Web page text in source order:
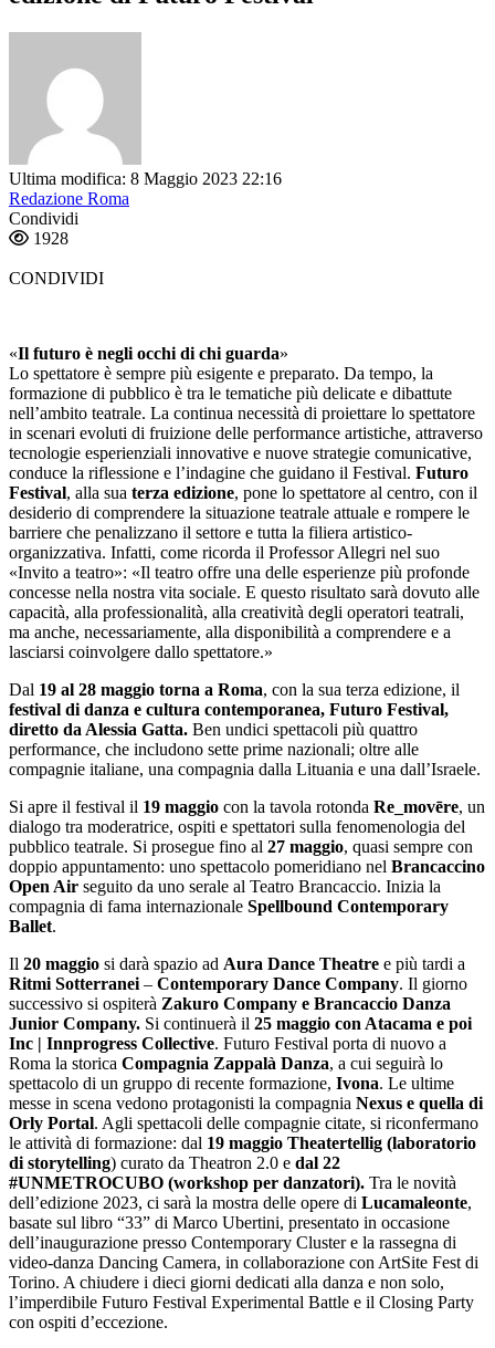
Ultima modifica: 8 Maggio 2023 22:16
Redazione Roma
Condividi
1928
CONDIVIDI
«Il futuro è negli occhi di chi guarda»
Lo spettatore è sempre più esigente e preparato. Da tempo, la
formazione di pubblico è tra le tematiche più delicate e dibattute
nell’ambito teatrale. La continua necessità di proiettare lo spettatore
in scenari evoluti di fruizione delle performance artistiche, attraverso
tecnologie esperienziali innovative e nuove strategie comunicative,
conduce la riflessione e l’indagine che guidano il Festival. Futuro
Festival, alla sua terza edizione, pone lo spettatore al centro, con il
desiderio di comprendere la situazione teatrale attuale e rompere le
barriere che penalizzano il settore e tutta la filiera artistico-
organizzativa. Infatti, come ricorda il Professor Allegri nel suo
«Invito a teatro»: «Il teatro offre una delle esperienze più profonde
concesse nella nostra vita sociale. E questo risultato sarà dovuto alle
capacità, alla professionalità, alla creatività degli operatori teatrali,
ma anche, necessariamente, alla disponibilità a comprendere e a
lasciarsi coinvolgere dallo spettatore.»
Dal 19 al 28 maggio torna a Roma, con la sua terza edizione, il
festival di danza e cultura contemporanea, Futuro Festival,
diretto da Alessia Gatta. Ben undici spettacoli più quattro
performance, che includono sette prime nazionali; oltre alle
compagnie italiane, una compagnia dalla Lituania e una dall’Israele.
Si apre il festival il 19 maggio con la tavola rotonda Re_movēre, un
dialogo tra moderatrice, ospiti e spettatori sulla fenomenologia del
pubblico teatrale. Si prosegue fino al 27 maggio, quasi sempre con
doppio appuntamento: uno spettacolo pomeridiano nel Brancaccino
Open Air seguito da uno serale al Teatro Brancaccio. Inizia la
compagnia di fama internazionale Spellbound Contemporary
Ballet.
Il 20 maggio si darà spazio ad Aura Dance Theatre e più tardi a
Ritmi Sotterranei – Contemporary Dance Company. Il giorno
successivo si ospiterà Zakuro Company e Brancaccio Danza
Junior Company. Si continuerà il 25 maggio con Atacama e poi
Inc | Innprogress Collective. Futuro Festival porta di nuovo a
Roma la storica Compagnia Zappalà Danza, a cui seguirà lo
spettacolo di un gruppo di recente formazione, Ivona. Le ultime
messe in scena vedono protagonisti la compagnia Nexus e quella di
Orly Portal. Agli spettacoli delle compagnie citate, si riconfermano
le attività di formazione: dal 19 maggio Theatertellig (laboratorio
di storytelling) curato da Theatron 2.0 e dal 22
#UNMETROCUBO (workshop per danzatori). Tra le novità
dell’edizione 2023, ci sarà la mostra delle opere di Lucamaleonte,
basate sul libro “33” di Marco Ubertini, presentato in occasione
dell’inaugurazione presso Contemporary Cluster e la rassegna di
video-danza Dancing Camera, in collaborazione con ArtSite Fest di
Torino. A chiudere i dieci giorni dedicati alla danza e non solo,
l’imperdibile Futuro Festival Experimental Battle e il Closing Party
con ospiti d’eccezione.